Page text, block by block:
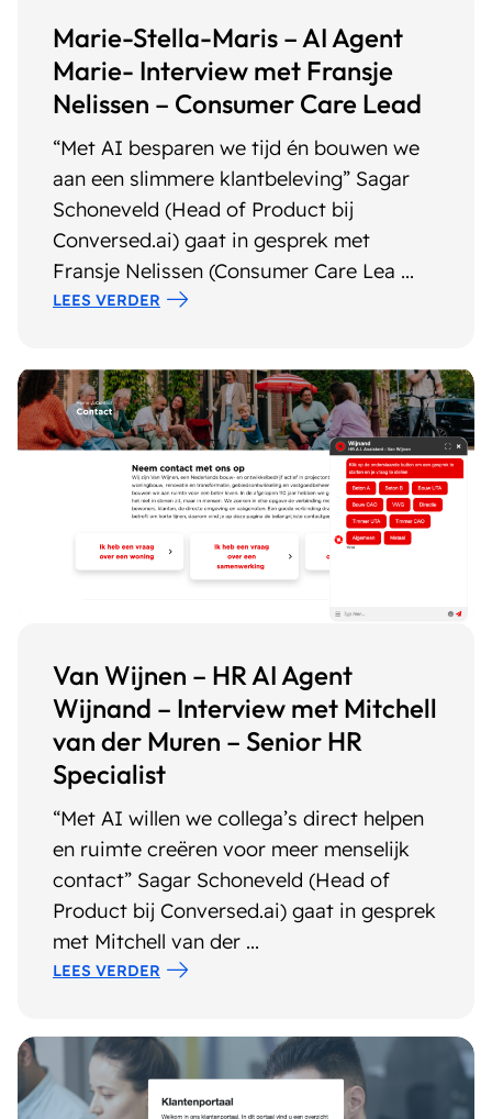
Marie-Stella-Maris – AI Agent
Marie- Interview met Fransje
Nelissen – Consumer Care Lead
“Met AI besparen we tijd én bouwen we
aan een slimmere klantbeleving” Sagar
Schoneveld (Head of Product bij
Conversed.ai) gaat in gesprek met
Fransje Nelissen (Consumer Care Lea ...
LEES VERDER
Van Wijnen – HR AI Agent
Wijnand – Interview met Mitchell
van der Muren – Senior HR
Specialist
“Met AI willen we collega’s direct helpen
en ruimte creëren voor meer menselijk
contact” Sagar Schoneveld (Head of
Product bij Conversed.ai) gaat in gesprek
met Mitchell van der ...
LEES VERDER